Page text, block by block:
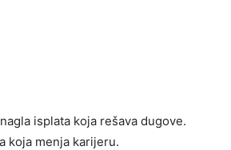
isplata koja rešava dugove.
koja menja karijeru.